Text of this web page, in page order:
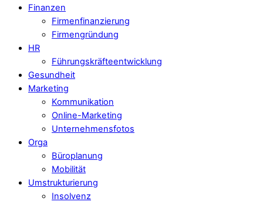
Finanzen
Firmenfinanzierung
Firmengründung
HR
Führungskräfteentwicklung
Gesundheit
Marketing
Kommunikation
Online-Marketing
Unternehmensfotos
Orga
Büroplanung
Mobilität
Umstrukturierung
Insolvenz